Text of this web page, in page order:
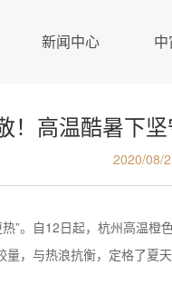
新闻中心
！高温酷暑下
2020/08/
”。自12日起，杭州高温
，与热浪抗衡，定格了